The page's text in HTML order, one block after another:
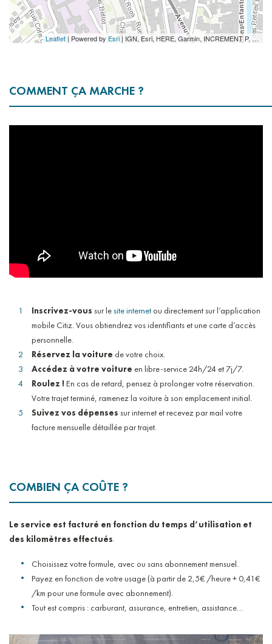
Leaflet | Powered by Esri| IGN, Esri, HERE, Garmin, INCREMENT P, Intermap, USGS, METI/NASA
COMMENT ÇA MARCHE ?
Inscrivez-vous sur lesite internet ou directement sur l’application
mobile Citiz. Vous obtiendrez vos identifiants et une carte d’accès
personnelle.
Réservez la voiture de votre choix.
Accédez à votre voiture en libre-service 24h/24 et 7j/7.
Roulez ! En cas de retard, pensez à prolonger votre réservation.
Votre trajet terminé, ramenez la voiture à son emplacement initial.
Suivez vos dépenses sur internet et recevez par mail votre
facture mensuelle détaillée par trajet.
COMBIEN ÇA COÛTE ?
Le service est facturé en fonction du temps d’utilisation et
des kilomètres effectués.
Choisissez votre formule, avec ou sans abonnement mensuel.
Payez en fonction de votre usage (à partir de 2,5€ /heure + 0,41€
/km pour une formule avec abonnement).
Tout est compris : carburant, assurance, entretien, assistance…